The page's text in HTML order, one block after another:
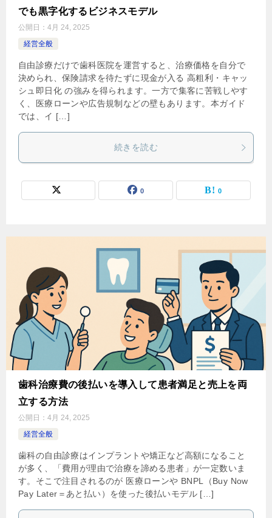
でも黒字化するビジネスモデル
公開日： 4月 24, 2025
経営全般
自由診療だけで歯科医院を運営すると、治療価格を自分で
決められ、保険請求を待たずに現金が入る 高粗利・キャッ
シュ即日化 の強みを得られます。一方で集客に苦戦しやす
く、医療ローンや広告規制などの壁もあります。本ガイド
では、イ […]
続きを読む
0 0
歯科治療費の後払いを導入して患者満足と売上を両
立する方法
公開日： 4月 24, 2025
経営全般
歯科の自由診療はインプラントや矯正など高額になること
が多く、「費用が理由で治療を諦める患者」が一定数いま
す。そこで注目されるのが 医療ローンや BNPL（Buy Now
Pay Later＝あと払い）を使った後払いモデル […]